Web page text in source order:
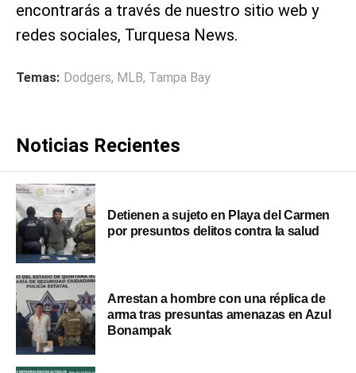
encontrarás a través de nuestro sitio web y
redes sociales, Turquesa News.
Temas: Dodgers, MLB, Tampa Bay
Noticias Recientes
Detienen a sujeto en Playa del Carmen
por presuntos delitos contra la salud
Arrestan a hombre con una réplica de
arma tras presuntas amenazas en Azul
Bonampak